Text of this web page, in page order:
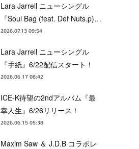
Lara Jarrell ニューシングル
『Soul Bag (feat. Def Nuts.p)…
2026.07.13 09:54
Lara Jarrell ニューシングル
『手紙』6/22配信スタート！
2026.06.17 08:42
ICE-K待望の2ndアルバム『最
幸人生』6/26リリース！
2026.06.15 05:38
Maxim Saw ＆ J.D.B コラボレ